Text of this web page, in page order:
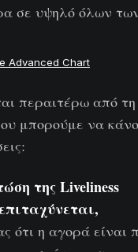
σε υψηλό όλων
Advanced Chart
περαιτέρω από τη
μπορούμε να
της Liveliness
ότι η αγορά είναι